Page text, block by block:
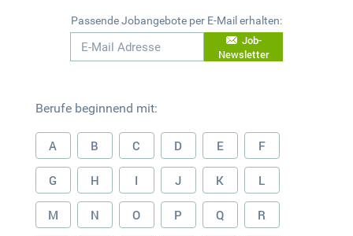
Passende Jobangebote per E-Mail erhalten:
Job-
Newsletter
Berufe beginnend mit:
A B C D E F
G H I J K L
M N O P Q R